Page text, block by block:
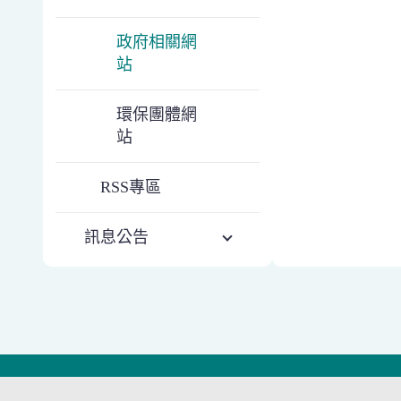
政府相關網
站
環保團體網
站
RSS專區
訊息公告